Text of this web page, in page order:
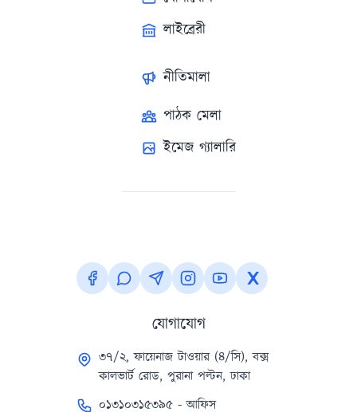
লাইব্রেরী
নীতিমালা
পাঠক মেলা
ইমেজ গ্যালারি
যোগাযোগ
৩৭/২, ফায়েনাজ টাওয়ার (৪/সি), বক্স
কালভার্ট রোড, পুরানা পল্টন, ঢাকা
০১৩১০৩১৫৩৯৫ - আফিস